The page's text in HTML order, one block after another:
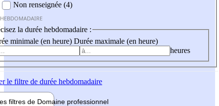
Non renseignée (4)
la durée hebdomadaire :
minimale (en heure) Durée maximale (en heure)
heures
le filtre de durée hebdomadaire
filtres de Domaine professionnel